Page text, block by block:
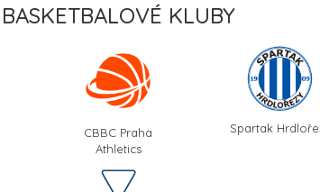
BASKETBALOVÉ KLUBY
CBBC Praha
Athletics
Spartak